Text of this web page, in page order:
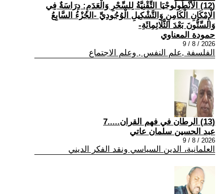
(12) الْأَنْطُولُوجْيَا التِّقْنِيَّةُ لِلسِّحْرِ وَالْعَدَمِ: دِرَاسَةٌ فِي
الْإِمْكَانِ الْكَامِنِ وَالتَّشْكِيلِ الْوُجُودِيِّ -الجُزْءُ السَّابِعُ
وَالسِّتُّونَ بَعْدَ الثَّلَاثِمِائَةِ-
حمودة المعناوي
2026 / 8 / 9
الفلسفة ,علم النفس , وعلم الاجتماع
(13) الرطان في فهم القران.....7
عبد الحسين سلمان عاتي
2026 / 8 / 9
العلمانية، الدين السياسي ونقد الفكر الديني